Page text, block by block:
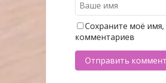
Сохраните моё имя,
комментариев